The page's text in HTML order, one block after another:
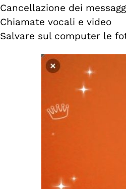
Cancellazione dei
Chiamate vocali e video
Salvare sul computer le